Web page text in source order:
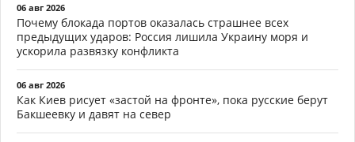
06 авг 2026
Почему блокада портов оказалась страшнее всех
предыдущих ударов: Россия лишила Украину моря и
ускорила развязку конфликта
06 авг 2026
Как Киев рисует «застой на фронте», пока русские берут
Бакшеевку и давят на север